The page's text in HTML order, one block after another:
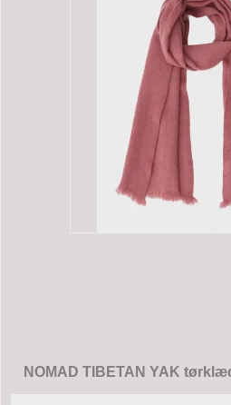
NOMAD TIBETAN YAK